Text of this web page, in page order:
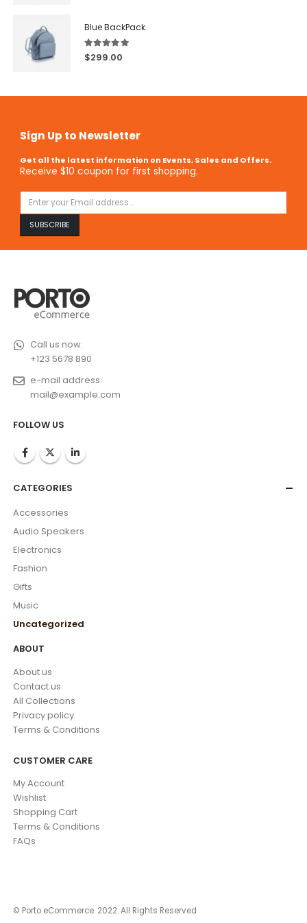
Blue BackPack
5.00out of 5
$299.00
Sign Up to Newsletter
Get all the latest information on Events, Sales and Offers.
Receive $10 coupon for first shopping.
Call us now:
+123 5678 890
e-mail address:
mail@example.com
FOLLOW US
CATEGORIES
Accessories
Audio Speakers
Electronics
Fashion
Gifts
Music
Uncategorized
ABOUT
About us
Contact us
All Collections
Privacy policy
Terms & Conditions
CUSTOMER CARE
My Account
Wishlist
Shopping Cart
Terms & Conditions
FAQs
© Porto eCommerce. 2022. All Rights Reserved